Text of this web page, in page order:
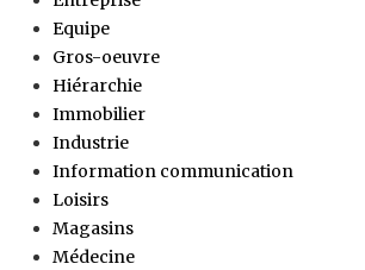
Equipe
Gros-oeuvre
Hiérarchie
Immobilier
Industrie
Information communication
Loisirs
Magasins
Médecine